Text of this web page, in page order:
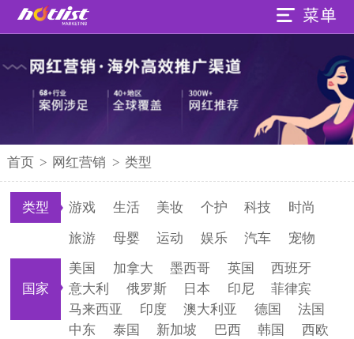
首页 > 网红营销 > 类型
类型 游戏 生活 美妆 个护 科技 时尚
旅游 母婴 运动 娱乐 汽车 宠物
国家
美国 加拿大 墨西哥 英国
西班牙
意大利
俄罗斯 日本 印尼
菲律宾
马来西亚
印度 澳大利亚 德国
法国
中东
泰国 新加坡 巴西 韩国 西欧